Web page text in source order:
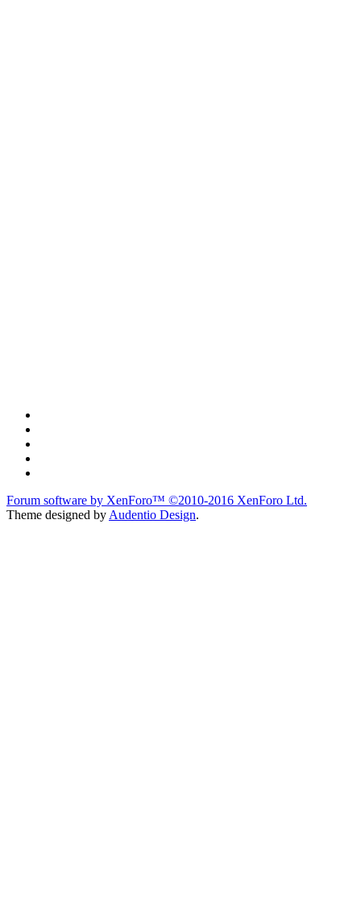
Forum software by XenForo™ ©2010-2016 XenForo Ltd.
Theme designed by Audentio Design.